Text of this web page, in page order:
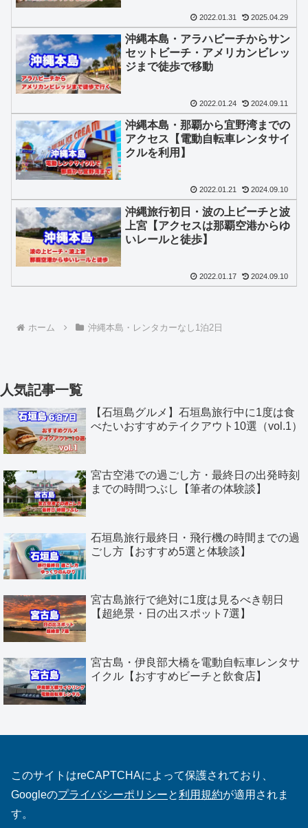
2022.01.31 2025.04.29
沖縄本島・アラハビーチからサン
セットビーチ・アメリカンビレッ
ジまで徒歩で移動
2022.01.24 2024.09.11
沖縄本島・那覇から宜野湾までの
アクセス【電動自転車レンタサイ
クルを利用】
2022.01.21 2024.09.10
沖縄旅行初日・波の上ビーチと波
上宮【アクセスは那覇空港からゆ
いレールと徒歩】
2022.01.17 2024.09.10
ホーム 沖縄本島・レンタカーなし1泊2日
人気記事一覧
【石垣島グルメ】石垣島旅行中に1度は食
べたいおすすめテイクアウト10選（vol.1）
宮古空港での過ごし方・最終日の出発時刻
までの時間つぶし【筆者の体験談】
石垣島旅行最終日・飛行機の時間までの過
ごし方【おすすめ5選と体験談】
宮古島旅行で絶対に1度は見るべき朝日
【超絶景・日の出スポット7選】
宮古島・伊良部大橋を電動自転車レンタサ
イクル【おすすめビーチと飲食店】
このサイトはreCAPTCHAによって保護されており、
Googleのプライバシーポリシーと利用規約が適用されま
す。